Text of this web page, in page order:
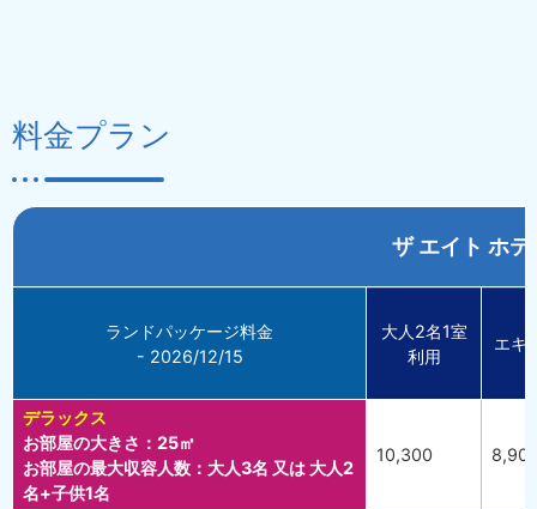
料金プラン
ザ エイト ホテ
ランドパッケージ料金
- 2026/12/15
大人2名1室
利用
エキ
デラックス
お部屋の大きさ：25㎡
お部屋の最大収容人数：大人3名 又は 大人2
名+子供1名
10,300